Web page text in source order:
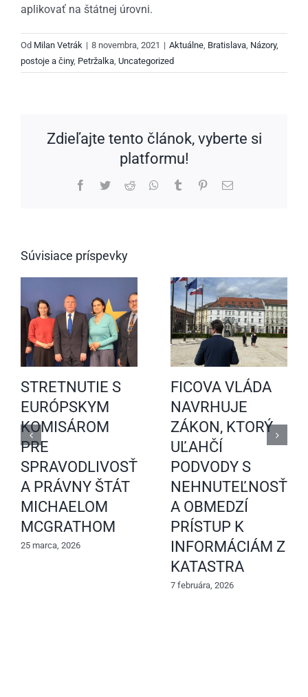
aplikovať na štátnej úrovni.
Od Milan Vetrák | 8 novembra, 2021 | Aktuálne Bratislava Názory,
postoje a činy, Petržalka Uncategorized
Zdieľajte tento článok, vyberte si
platformu!
Facebook
TwitterReddit WhatsApp
Tumblr PinterestEmail
Súvisiace príspevky
STRETNUTIE S
EURÓPSKYM
KOMISÁROM
PRE
SPRAVODLIVOSŤ
A PRÁVNY ŠTÁT
MICHAELOM
MCGRATHOM
25 marca, 2026
FICOVA VLÁDA
NAVRHUJE
ZÁKON, KTORÝ
UĽAHČÍ
PODVODY S
A OBMEDZÍ
PRÍSTUP K
INFORMÁCIÁM Z
KATASTRA
7 februára, 2026